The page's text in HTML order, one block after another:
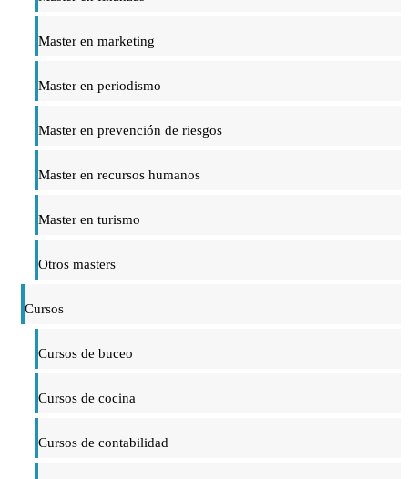
Master en marketing
Master en periodismo
Master en prevención de riesgos
Master en recursos humanos
Master en turismo
Otros masters
Cursos
Cursos de buceo
Cursos de cocina
Cursos de contabilidad